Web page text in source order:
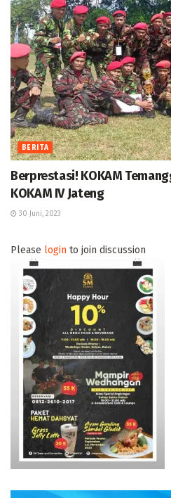
BERITA
Berprestasi! KOKAM
KOKAM IV Jateng
30 Juni, 2023
Please login to join discussion